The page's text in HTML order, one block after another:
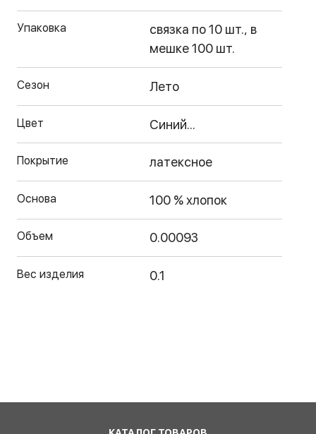
Упаковка
связка по 10 шт., в
мешке 100 шт.
Сезон Лето
Цвет Синий...
Покрытие латексное
Основа 100 % хлопок
Объем 0.00093
Вес изделия 0.1